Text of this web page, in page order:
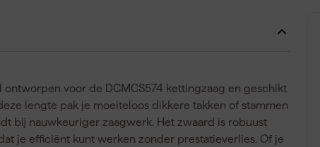
ontworpen voor de DCMCS574 kettingzaag en geschikt
lengte pak je moeiteloos dikkere takken of stammen
bij nauwkeuriger zaagwerk. Het zwaard is robuust
je efficiënt kunt werken zonder prestatieverlies. Of je